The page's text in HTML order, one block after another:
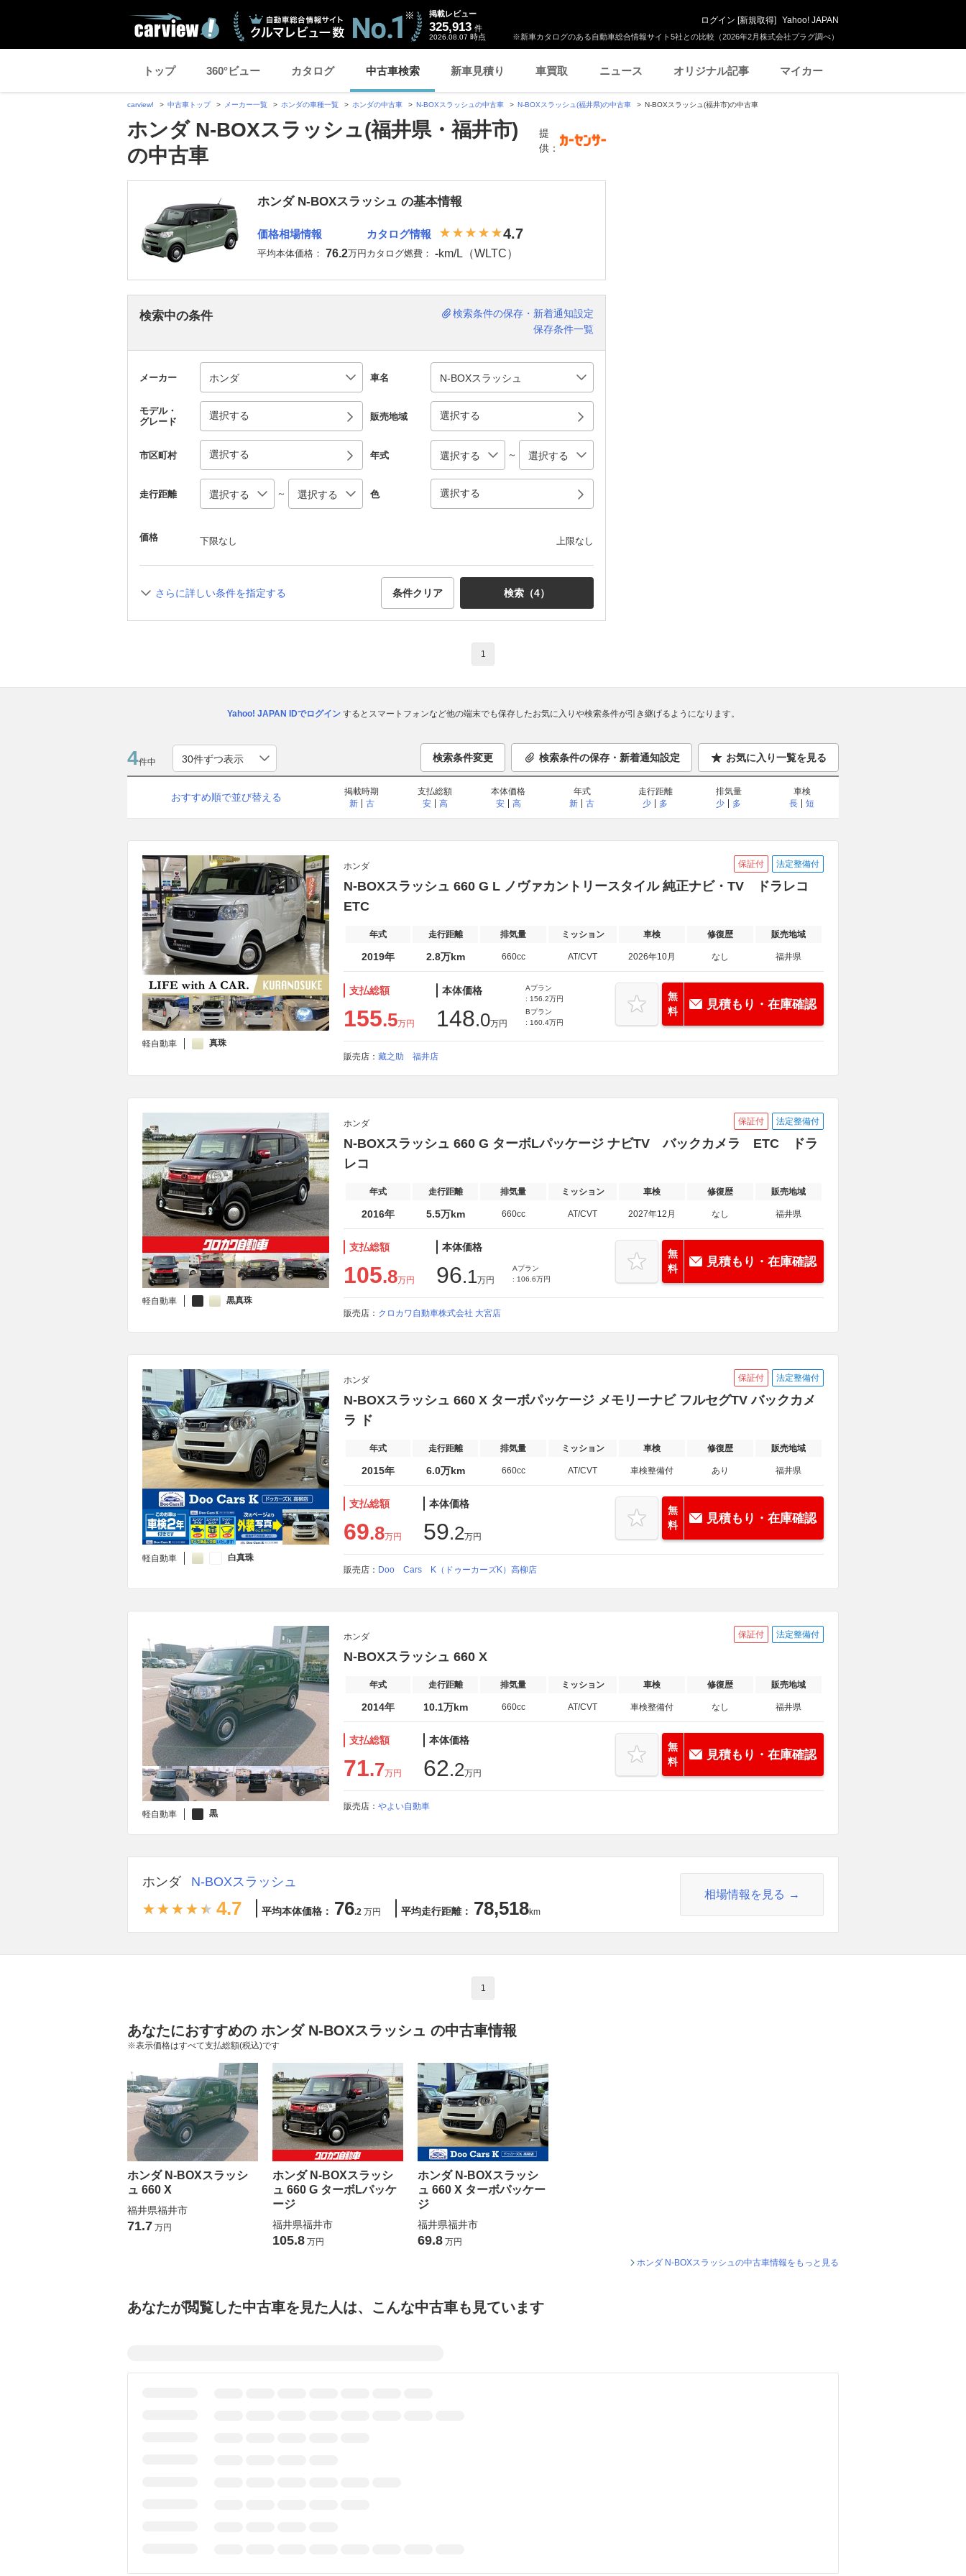
※新車カタログのある自動車総合情報サイト5社との比較（2026年2月株式会社プラグ調べ）
掲載レビュー
325,913 件
2026.08.07 時点
ログイン [新規取得] Yahoo! JAPAN
トップ 360°ビュー カタログ 中古車検索 新車見積り 車買取 ニュース オリジナル記事 マイカー
carview! 中古車トップ メーカー一覧 ホンダの車種一覧 ホンダの中古車 N-BOXスラッシュの中古車 N-BOXスラッシュ(福井県)の中古車 N-BOXスラッシュ(福井市)の中古車
ホンダ N-BOXスラッシュ(福井県・福井市)
の中古車
提
供：
ホンダ N-BOXスラッシュ の基本情報
価格相場情報
平均本体価格： 76.2万円
カタログ情報 4.7
カタログ燃費： -km/L（WLTC）
検索中の条件
検索条件の保存・新着通知設定
保存条件一覧
メーカー 車名
モデル・
グレード
選択する 販売地域 選択する
市区町村 選択する 年式 ～
走行距離 ～ 色 選択する
価格 下限なし 上限なし
さらに詳しい条件を指定する 条件クリア 検索（4）
1
Yahoo! JAPAN IDでログインするとスマートフォンなど他の端末でも保存したお気に入りや検索条件が引き継げるようになります。
4件中 検索条件変更 検索条件の保存・新着通知設定 お気に入り一覧を見る
おすすめ順で並び替える
掲載時期
新
古
支払総額
安
高
本体価格
安
高
年式
新
古
走行距離
少
多
排気量
少
多
車検
長
短
軽自動車 真珠
ホンダ 保証付 法定整備付
N-BOXスラッシュ 660 G L ノヴァカントリースタイル 純正ナビ・TV ドラレコ
ETC
年式 走行距離 排気量 ミッション 車検 修復歴 販売地域
2019年 2.8万km 660cc AT/CVT 2026年10月 なし 福井県
支払総額
155.5万円
本体価格
148.0万円
Aプラン
: 156.2万円
Bプラン
: 160.4万円
無
料
見積もり・在庫確認
販売店： 藏之助 福井店
軽自動車 黒真珠
ホンダ 保証付 法定整備付
N-BOXスラッシュ 660 G ターボLパッケージ ナビTV バックカメラ ETC ドラ
レコ
年式 走行距離 排気量 ミッション 車検 修復歴 販売地域
2016年 5.5万km 660cc AT/CVT 2027年12月 なし 福井県
支払総額
105.8万円
本体価格
96.1万円
Aプラン
: 106.6万円
無
料
見積もり・在庫確認
販売店： クロカワ自動車株式会社 大宮店
軽自動車 白真珠
ホンダ 保証付 法定整備付
N-BOXスラッシュ 660 X ターボパッケージ メモリーナビ フルセグTV バックカメ
ラ ド
年式 走行距離 排気量 ミッション 車検 修復歴 販売地域
2015年 6.0万km 660cc AT/CVT 車検整備付 あり 福井県
支払総額
69.8万円
本体価格
59.2万円
無
料
見積もり・在庫確認
販売店： Doo Cars K（ドゥーカーズK）高柳店
軽自動車 黒
ホンダ 保証付 法定整備付
N-BOXスラッシュ 660 X
年式 走行距離 排気量 ミッション 車検 修復歴 販売地域
2014年 10.1万km 660cc AT/CVT 車検整備付 なし 福井県
支払総額
71.7万円
本体価格
62.2万円
無
料
見積もり・在庫確認
販売店： やよい自動車
ホンダ N-BOXスラッシュ
4.7 平均本体価格： 76.2 万円 平均走行距離： 78,518km
相場情報を見る
1
あなたにおすすめの ホンダ N-BOXスラッシュ の中古車情報
※表示価格はすべて支払総額(税込)です
ホンダ N-BOXスラッシ
ュ 660 X
福井県福井市
71.7 万円
ホンダ N-BOXスラッシ
ュ 660 G ターボLパッケ
ージ
福井県福井市
105.8 万円
ホンダ N-BOXスラッシ
ュ 660 X ターボパッケー
ジ
福井県福井市
69.8 万円
ホンダ N-BOXスラッシュの中古車情報をもっと見る
あなたが閲覧した中古車を見た人は、こんな中古車も見ています